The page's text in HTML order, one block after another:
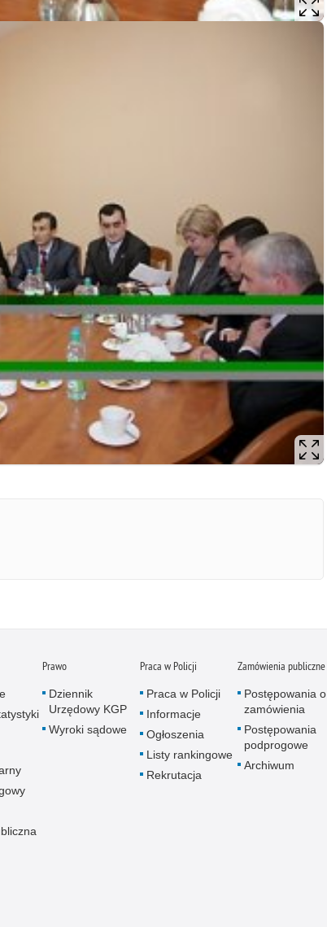
Prawo
Dziennik
Urzędowy KGP
Wyroki sądowe
Praca w Policji
Praca w Policji
Informacje
Ogłoszenia
Listy rankingowe
Rekrutacja
Zamówienia publiczne
Postępowania o
zamówienia
Postępowania
podprogowe
Archiwum